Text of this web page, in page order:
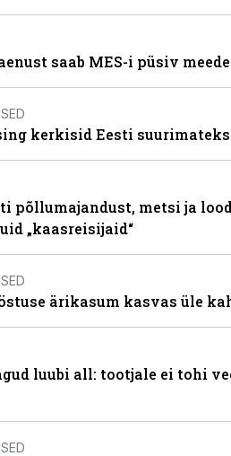
saab MES-i püsiv meede
kerkisid Eesti
põllumajandust, metsi ja
„kaasreisijaid“
ärikasum kasvas üle
luubi all: tootjale ei tohi